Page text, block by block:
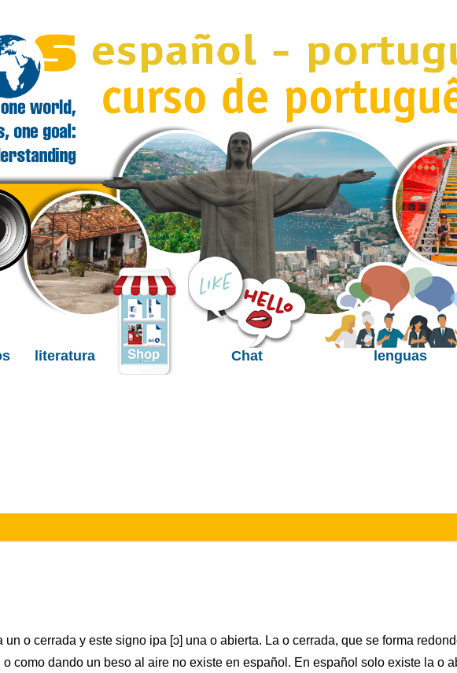
literatura Chat lenguas
un o cerrada y este signo ipa [ɔ] una o abierta. La o cerrada, que se forma
como dando un beso al aire no existe en español. En español solo existe la o